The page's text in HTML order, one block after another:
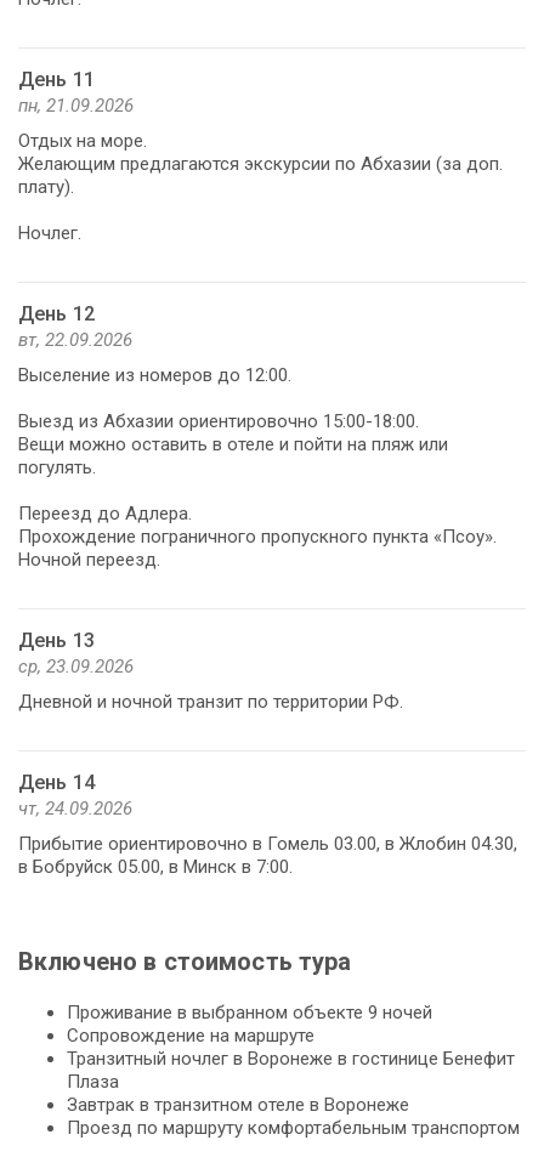
День 11
пн, 21.09.2026
Отдых на море.
Желающим предлагаются экскурсии по Абхазии (за доп.
плату).
Ночлег.
День 12
вт, 22.09.2026
Выселение из номеров до 12:00.
Выезд из Абхазии ориентировочно 15:00-18:00.
Вещи можно оставить в отеле и пойти на пляж или
погулять.
Переезд до Адлера.
Прохождение пограничного пропускного пункта «Псоу».
Ночной переезд.
День 13
ср, 23.09.2026
Дневной и ночной транзит по территории РФ.
День 14
чт, 24.09.2026
Прибытие ориентировочно в Гомель 03.00, в Жлобин 04.30,
в Бобруйск 05.00, в Минск в 7:00.
Включено в стоимость тура
Проживание в выбранном объекте 9 ночей
Сопровождение на маршруте
Транзитный ночлег в Воронеже в гостинице Бенефит
Плаза
Завтрак в транзитном отеле в Воронеже
Проезд по маршруту комфортабельным транспортом